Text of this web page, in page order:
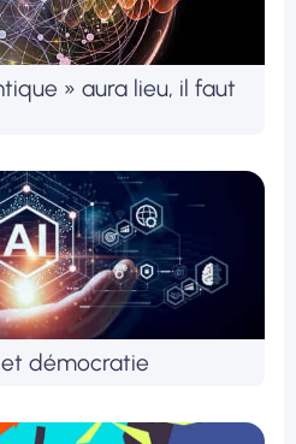
» aura lieu, il faut
et démocratie